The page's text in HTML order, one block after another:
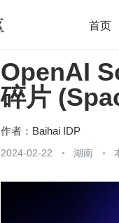
首页
开源 架构
团队管理
OpenAI
碎片
作者： Baihai IDP
2024-02-22 湖南